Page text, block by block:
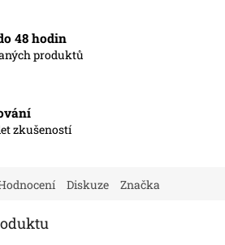
48 hodin
produktů
zkušeností
Diskuze Značka